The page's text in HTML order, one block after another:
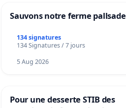
Sauvons notre ferme pallsade
134 signatures
134 Signatures / 7 jours
5 Aug 2026
Pour une desserte STIB des